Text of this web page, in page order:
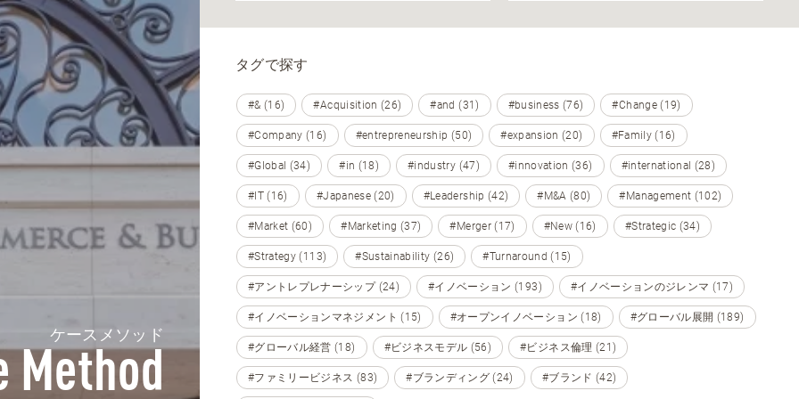
ケースメソッド
Method
タグで探す
#& (16) #Acquisition (26) #and (31) #business (76) #Change (19)
#Company (16) #entrepreneurship (50) #expansion (20) #Family (16)
#Global (34) #in (18) #industry (47) #innovation (36) #international (28)
#IT (16) #Japanese (20) #Leadership (42) #M&A (80) #Management (102)
#Market (60) #Marketing (37) #Merger (17) #New (16) #Strategic (34)
#Strategy (113) #Sustainability (26) #Turnaround (15)
#アントレプレナーシップ (24) #イノベーション (193) #イノベーションのジレンマ (17)
#イノベーションマネジメント (15) #オープンイノベーション (18) #グローバル展開 (189)
#グローバル経営 (18) #ビジネスモデル (56) #ビジネス倫理 (21)
#ファミリービジネス (83) #ブランディング (24) #ブランド (42)